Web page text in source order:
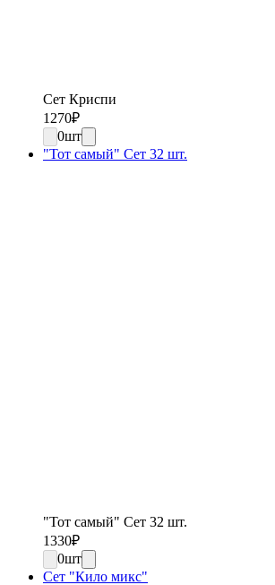
Сет Криспи
1270₽
0шт
"Тот самый" Сет 32 шт.
"Тот самый" Сет 32 шт.
1330₽
0шт
Сет "Кило микс"